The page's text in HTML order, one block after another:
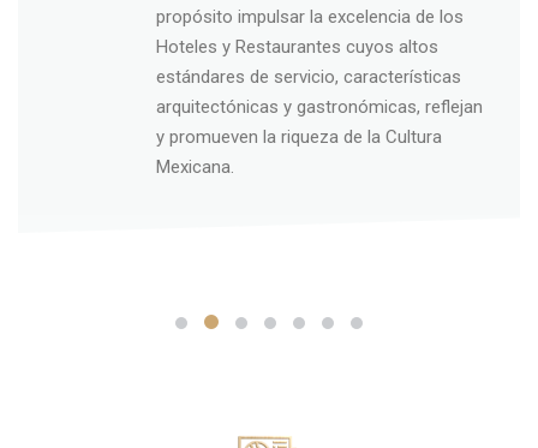
propósito impulsar la excelencia de los
Hoteles y Restaurantes cuyos altos
estándares de servicio, características
arquitectónicas y gastronómicas, reflejan
y promueven la riqueza de la Cultura
Mexicana.